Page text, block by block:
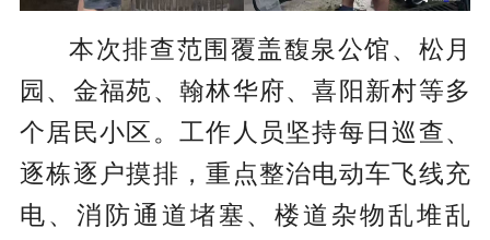
本次排查范围覆盖馥泉公馆、松月
园、金福苑、翰林华府、喜阳新村等多
个居民小区。工作人员坚持每日巡查、
逐栋逐户摸排，重点整治电动车飞线充
电、消防通道堵塞、楼道杂物乱堆乱